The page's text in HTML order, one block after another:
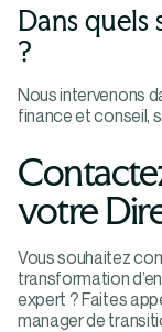
Dans
?
Nous intervenons
finance et conseil,
votre
Vous souhaitez
transformation
expert ? Faites
manager de